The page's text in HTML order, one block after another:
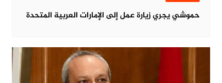
حموشي يجري زيارة عمل إلى الإمارات العربية المتحدة